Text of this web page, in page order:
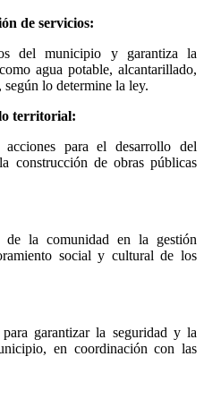
de servicios:
del municipio y garantiza la
agua potable, alcantarillado,
lo determine la ley.
territorial:
para el desarrollo del
construcción de obras públicas
de la comunidad en la gestión
social y cultural de los
garantizar la seguridad y la
en coordinación con las